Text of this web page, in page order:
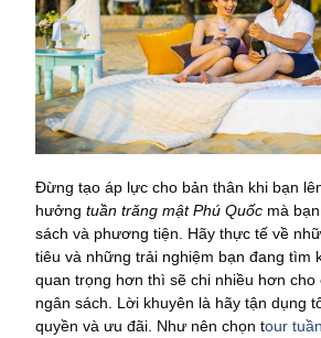
Đừng tạo áp lực cho bản thân khi bạn
hưởng tuần trăng mật Phú Quốc mà
sách và phương tiện. Hãy thực tế về
tiêu và những trải nghiệm bạn đang tìm
quan trọng hơn thì sẽ chi nhiều hơn cho
ngân sách. Lời khuyên là hãy tận dụng
quyền và ưu đãi. Như nên chọn tour